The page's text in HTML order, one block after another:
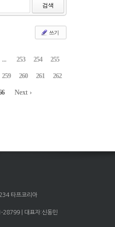
검색
쓰기
... 253 254 255
259 260 261 262
Next ›
타프코리아
28799 | 대표자:신동민